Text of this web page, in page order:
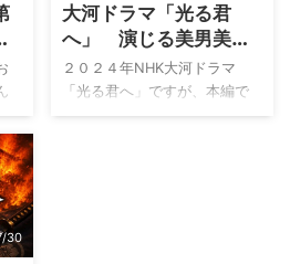
真理子さんの原作「西郷ど
ん」を全４７話で描きます。
登場人物について詳しく知り
たい！ どんなキャストが出演
しているか知りたい！ どこで
大河ドラマ「光る君
へ」 演じる美男美女
キャスト人です。古今
東西の「ひがむ君へ」
２０２４年NHK大河ドラマ
「光る君へ」ですが、本編で
「源氏物語」が描かれ始まり
30